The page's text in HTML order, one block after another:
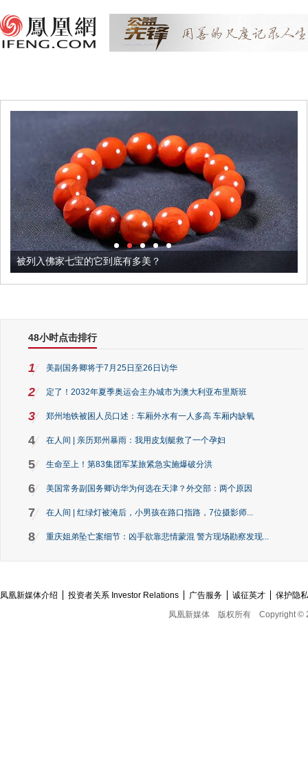
被列入佛家七宝的它到底有多美？
48小时点击排行
1 美副国务卿将于7月25日至26日访华
2 定了！2032年夏季奥运会主办城市为澳大利亚布里斯班
3 郑州地铁被困人员口述：车厢外水有一人多高 车厢内缺氧
4 在人间 | 亲历郑州暴雨：我用皮划艇救了一个孕妇
5 生命至上！第83集团军某旅紧急实施爆破分洪
6 美国常务副国务卿访华为何选在天津？外交部：两个原因
7 在人间 | 红绿灯被淹后，小男孩在路口指路，7位摄影师...
8 重庆姐弟坠亡案细节：凶手欲靠悲情蒙混 警方现场勘察发现...
凤凰新媒体介绍 投资者关系 Investor Relations 广告服务 诚征英才
保护隐
凤凰新媒体
版权所有 Copyright ©